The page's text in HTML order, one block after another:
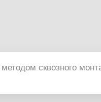
сквозного